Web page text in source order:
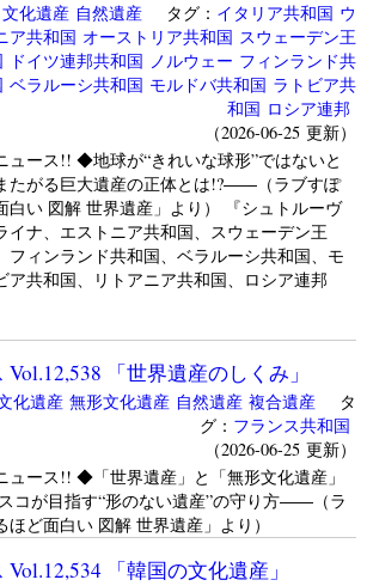
文化遺産 自然遺産タグ： イタリア共和国 ウ
ア共和国 オーストリア共和国 スウェーデン王
ドイツ連邦共和国 ノルウェー フィンランド共
ベラルーシ共和国 モルドバ共和国 ラトビア共
和国 ロシア連邦
（2026-06-25 更新）
ュース!! ◆地球が“きれいな球形”ではないと
たがる巨大遺産の正体とは!?――（ラブすぽ
白い 図解 世界遺産」より） 『シュトルーヴ
イナ、エストニア共和国、スウェーデン王
フィンランド共和国、ベラルーシ共和国、モ
ア共和国、リトアニア共和国、ロシア連邦
「世界遺産のしくみ」
化遺産 無形文化遺産 自然遺産 複合遺産タ
グ： フランス共和国
（2026-06-25 更新）
ュース!! ◆「世界遺産」と「無形文化遺産」
コが目指す“形のない遺産”の守り方――（ラ
ど面白い 図解 世界遺産」より）
「韓国の文化遺産」